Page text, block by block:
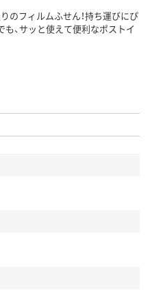
のフィルムふせん！持ち運びにぴ
も、サッと使えて便利なポストイ